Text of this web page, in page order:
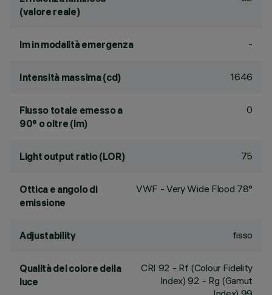
(valore reale)
lm in modalità emergenza -
Intensità massima (cd) 1646
Flusso totale emesso a
90° o oltre (lm)
0
Light output ratio (LOR) 75
Ottica e angolo di
emissione
VWF - Very Wide Flood 78°
Adjustability fisso
Qualità del colore della
luce
CRI 92 - Rf (Colour Fidelity
Index) 92 - Rg (Gamut